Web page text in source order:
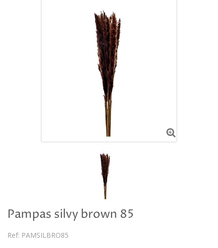
Pampas silvy brown 85
Ref: PAMSILBRO85